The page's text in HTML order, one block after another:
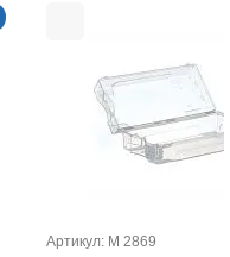
Артикул: М 2869